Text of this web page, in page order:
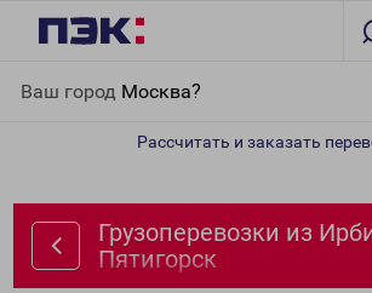
Ваш город Москва?
Рассчитать и заказать
Грузоперевозки из
Пятигорск